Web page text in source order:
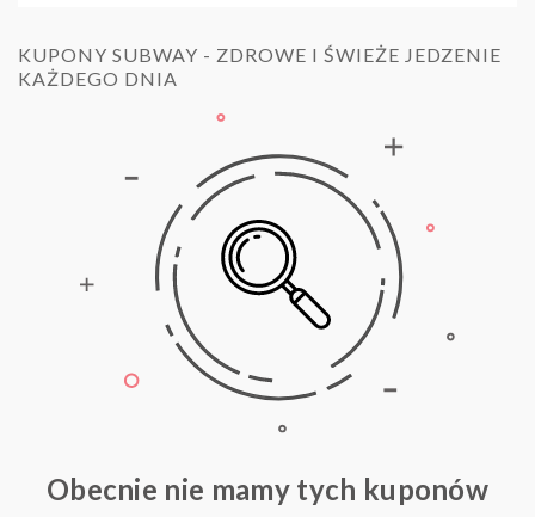
KUPONY SUBWAY - ZDROWE I ŚWIEŻE JEDZENIE
KAŻDEGO DNIA
Obecnie nie mamy tych kuponów